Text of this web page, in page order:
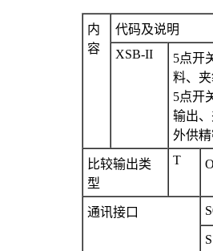
内
容
代码及说明
XSB-II
5点开
料、
5点开
输出
外供
比较输出类
型
T
通讯接口